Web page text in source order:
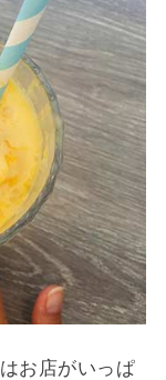
お店がいっぱ